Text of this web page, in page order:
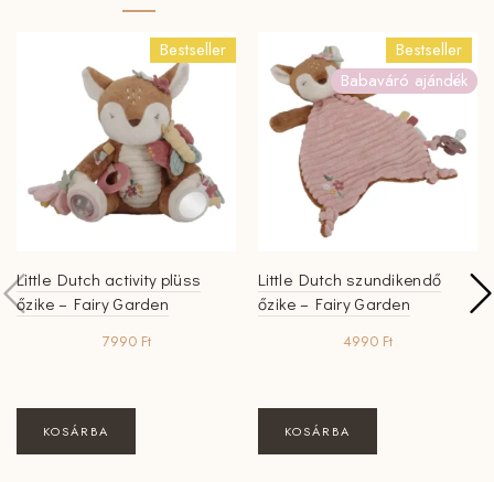
Bestseller
Little Dutch activity plüss
őzike – Fairy Garden
7990 Ft
KOSÁRBA
Bestseller
Babaváró ajándék
Little Dutch szundikendő
őzike – Fairy Garden
4990 Ft
KOSÁRBA